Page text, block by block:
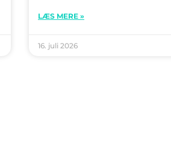
LÆS MERE »
16. juli 2026